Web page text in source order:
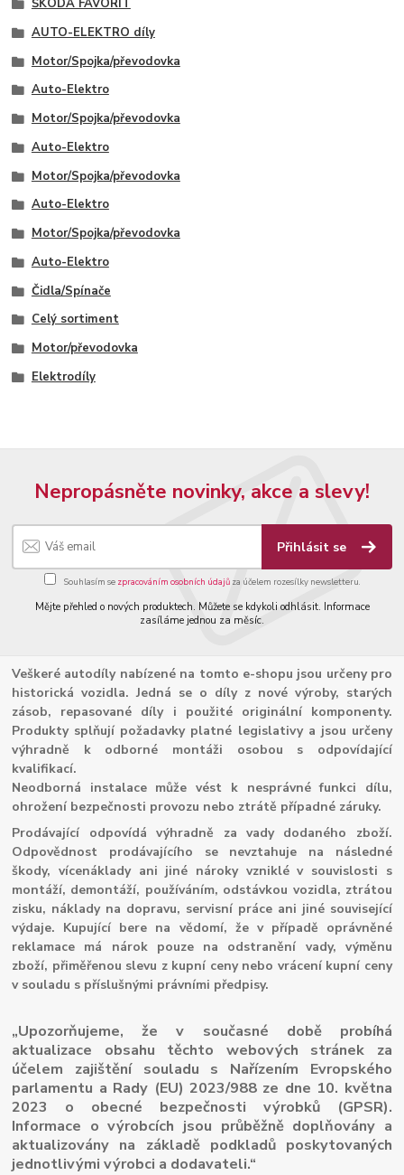
ŠKODA FAVORIT
AUTO-ELEKTRO díly
Motor/Spojka/převodovka
Auto-Elektro
Motor/Spojka/převodovka
Auto-Elektro
Motor/Spojka/převodovka
Auto-Elektro
Motor/Spojka/převodovka
Auto-Elektro
Čidla/Spínače
Celý sortiment
Motor/převodovka
Elektrodíly
Nepropásněte novinky, akce a slevy!
Přihlásit se
Souhlasím se zpracováním osobních údajůza účelem rozesílky newsletteru.
Mějte přehled o nových produktech. Můžete se kdykoli odhlásit. Informace
zasíláme jednou za měsíc.
Veškeré autodíly nabízené na tomto e-shopu jsou určeny pro
historická vozidla. Jedná se o díly z nové výroby, starých
zásob, repasované díly i použité originální komponenty.
Produkty splňují požadavky platné legislativy a jsou určeny
výhradně k odborné montáži osobou s odpovídající
kvalifikací.
Neodborná instalace může vést k nesprávné funkci dílu,
ohrožení bezpečnosti provozu nebo ztrátě případné záruky.
Prodávající odpovídá výhradně za vady dodaného zboží.
Odpovědnost prodávajícího se nevztahuje na následné
škody, vícenáklady ani jiné nároky vzniklé v souvislosti s
montáží, demontáží, používáním, odstávkou vozidla, ztrátou
zisku, náklady na dopravu, servisní práce ani jiné související
výdaje. Kupující bere na vědomí, že v případě oprávněné
reklamace má nárok pouze na odstranění vady, výměnu
zboží, přiměřenou slevu z kupní ceny nebo vrácení kupní ceny
v souladu s příslušnými právními předpisy.
„Upozorňujeme, že v současné době probíhá
aktualizace obsahu těchto webových stránek za
účelem zajištění souladu s Nařízením Evropského
parlamentu a Rady (EU) 2023/988 ze dne 10. května
2023 o obecné bezpečnosti výrobků (GPSR).
Informace o výrobcích jsou průběžně doplňovány a
aktualizovány na základě podkladů poskytovaných
jednotlivými výrobci a dodavateli.“